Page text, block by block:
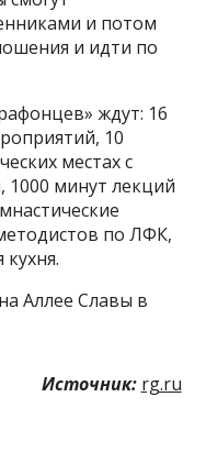
и потом
и идти по
ждут: 16
10
местах с
минут лекций
по ЛФК,
Аллее Славы в
Источник: rg.ru